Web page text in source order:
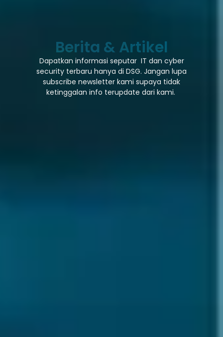
Berita & Artikel
Dapatkan informasi seputar IT dan cyber
security terbaru hanya di DSG. Jangan lupa
subscribe newsletter kami supaya tidak
ketinggalan info terupdate dari kami.